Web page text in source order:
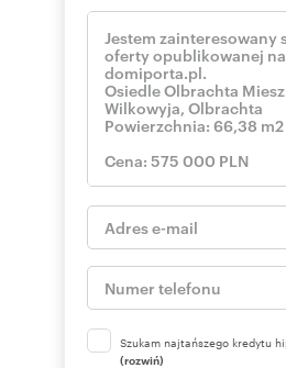
Szukam najtańszego kredytu
(rozwiń)